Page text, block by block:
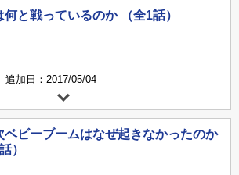
何と戦っているのか （全1話）
加日：2017/05/04
ベビーブームはなぜ起きなかったのか
）